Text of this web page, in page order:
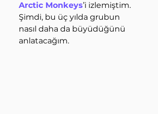
Arctic Monkeys’i izlemiştim.
Şimdi, bu üç yılda grubun
nasıl daha da büyüdüğünü
anlatacağım.